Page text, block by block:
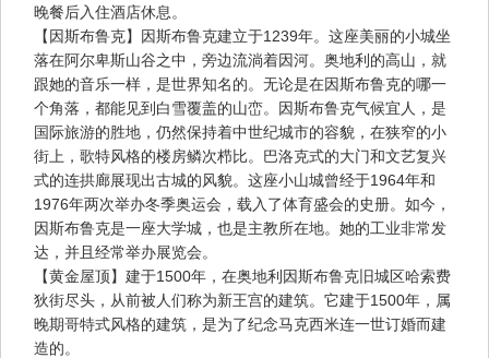
晚餐后入住酒店休息。
【因斯布鲁克】因斯布鲁克建立于1239年。这座美丽的小城坐
落在阿尔卑斯山谷之中，旁边流淌着因河。奥地利的高山，就
跟她的音乐一样，是世界知名的。无论是在因斯布鲁克的哪一
个角落，都能见到白雪覆盖的山峦。因斯布鲁克气候宜人，是
国际旅游的胜地，仍然保持着中世纪城市的容貌，在狭窄的小
街上，歌特风格的楼房鳞次栉比。巴洛克式的大门和文艺复兴
式的连拱廊展现出古城的风貌。这座小山城曾经于1964年和
1976年两次举办冬季奥运会，载入了体育盛会的史册。如今，
因斯布鲁克是一座大学城，也是主教所在地。她的工业非常发
达，并且经常举办展览会。
【黄金屋顶】建于1500年，在奥地利因斯布鲁克旧城区哈索费
狄街尽头，从前被人们称为新王宫的建筑。它建于1500年，属
晚期哥特式风格的建筑，是为了纪念马克西米连一世订婚而建
造的。